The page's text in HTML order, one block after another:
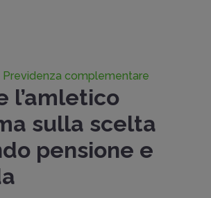
Previdenza complementare
l’amletico
sulla scelta
pensione e